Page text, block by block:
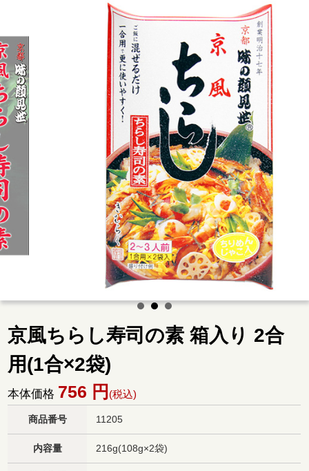
京風ちらし寿司の素 箱入り 2合
用(1合×2袋)
本体価格 756 円 (税込)
商品番号 11205
内容量 216g(108g×2袋)